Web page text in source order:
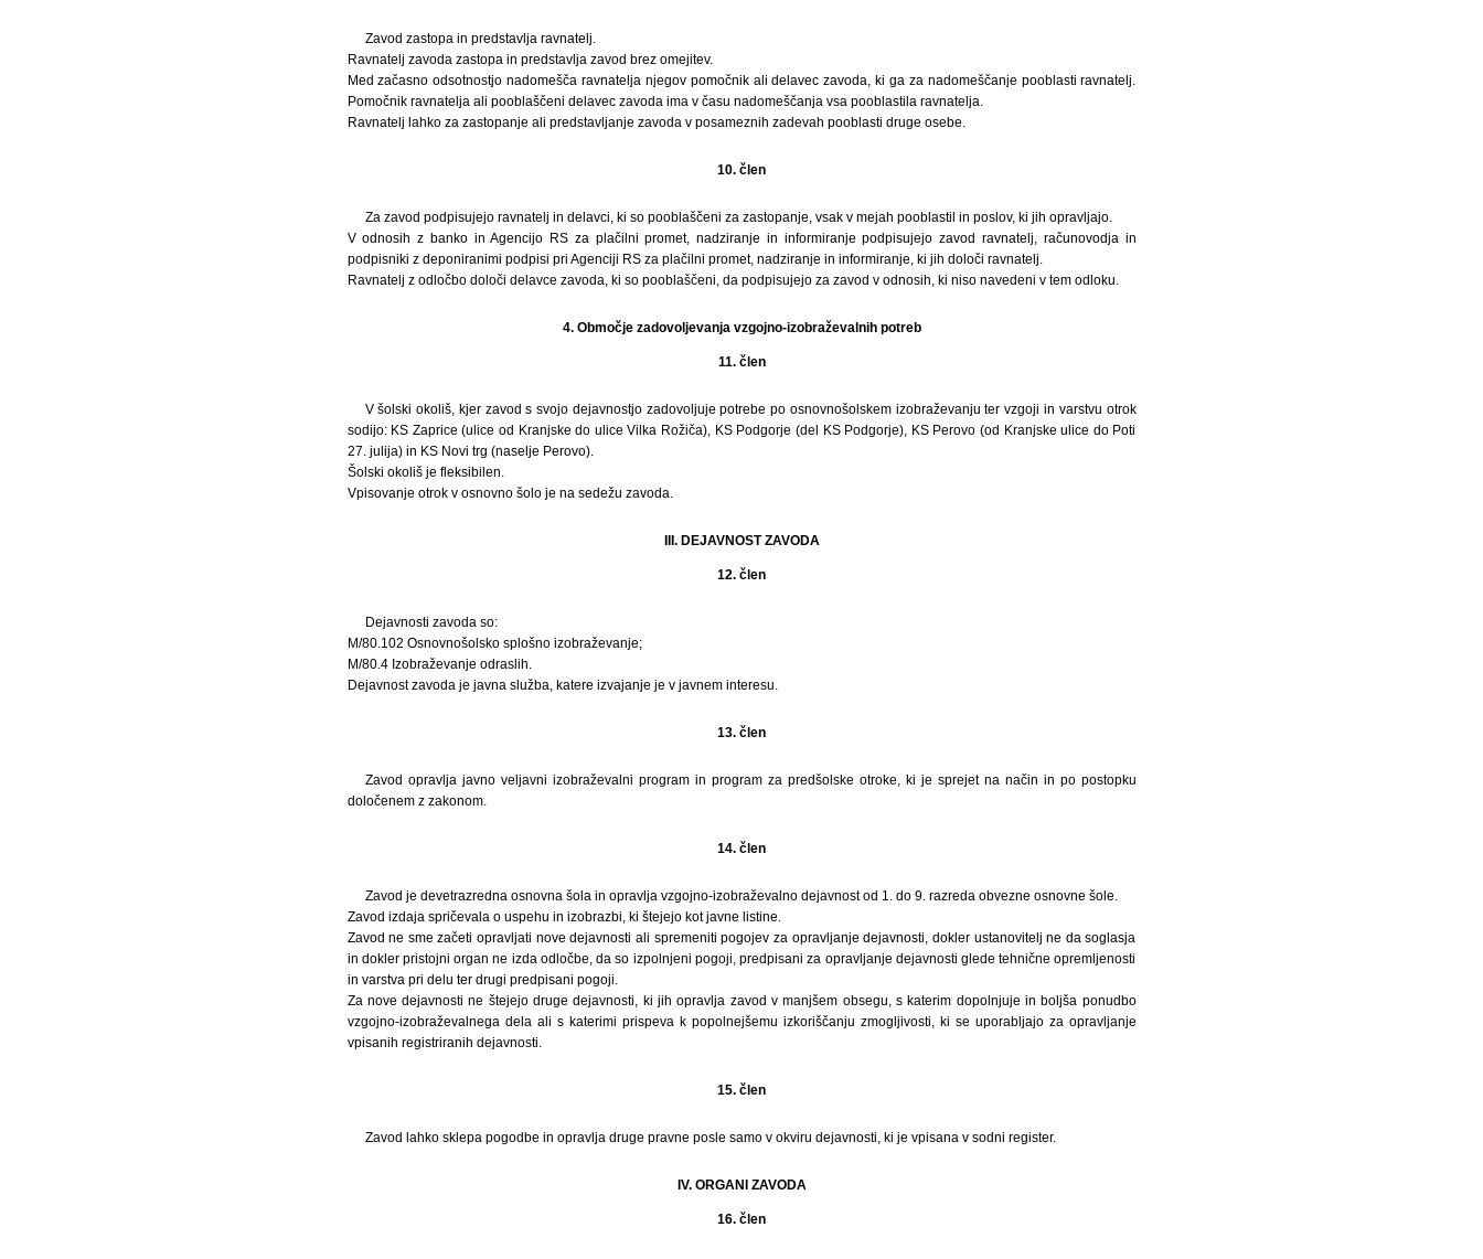
Zavod zastopa in predstavlja ravnatelj.
Ravnatelj zavoda zastopa in predstavlja zavod brez omejitev.
Med začasno odsotnostjo nadomešča ravnatelja njegov pomočnik ali delavec zavoda, ki ga za nadomeščanje pooblasti ravnatelj.
Pomočnik ravnatelja ali pooblaščeni delavec zavoda ima v času nadomeščanja vsa pooblastila ravnatelja.
Ravnatelj lahko za zastopanje ali predstavljanje zavoda v posameznih zadevah pooblasti druge osebe.
10. člen
Za zavod podpisujejo ravnatelj in delavci, ki so pooblaščeni za zastopanje, vsak v mejah pooblastil in poslov, ki jih opravljajo.
V odnosih z banko in Agencijo RS za plačilni promet, nadziranje in informiranje podpisujejo zavod ravnatelj, računovodja in
podpisniki z deponiranimi podpisi pri Agenciji RS za plačilni promet, nadziranje in informiranje, ki jih določi ravnatelj.
Ravnatelj z odločbo določi delavce zavoda, ki so pooblaščeni, da podpisujejo za zavod v odnosih, ki niso navedeni v tem odloku.
4. Območje zadovoljevanja vzgojno-izobraževalnih potreb
11. člen
V šolski okoliš, kjer zavod s svojo dejavnostjo zadovoljuje potrebe po osnovnošolskem izobraževanju ter vzgoji in varstvu otrok
sodijo: KS Zaprice (ulice od Kranjske do ulice Vilka Rožiča), KS Podgorje (del KS Podgorje), KS Perovo (od Kranjske ulice do Poti
27. julija) in KS Novi trg (naselje Perovo).
Šolski okoliš je fleksibilen.
Vpisovanje otrok v osnovno šolo je na sedežu zavoda.
III. DEJAVNOST ZAVODA
12. člen
Dejavnosti zavoda so:
M/80.102 Osnovnošolsko splošno izobraževanje;
M/80.4 Izobraževanje odraslih.
Dejavnost zavoda je javna služba, katere izvajanje je v javnem interesu.
13. člen
Zavod opravlja javno veljavni izobraževalni program in program za predšolske otroke, ki je sprejet na način in po postopku
določenem z zakonom.
14. člen
Zavod je devetrazredna osnovna šola in opravlja vzgojno-izobraževalno dejavnost od 1. do 9. razreda obvezne osnovne šole.
Zavod izdaja spričevala o uspehu in izobrazbi, ki štejejo kot javne listine.
Zavod ne sme začeti opravljati nove dejavnosti ali spremeniti pogojev za opravljanje dejavnosti, dokler ustanovitelj ne da soglasja
in dokler pristojni organ ne izda odločbe, da so izpolnjeni pogoji, predpisani za opravljanje dejavnosti glede tehnične opremljenosti
in varstva pri delu ter drugi predpisani pogoji.
Za nove dejavnosti ne štejejo druge dejavnosti, ki jih opravlja zavod v manjšem obsegu, s katerim dopolnjuje in boljša ponudbo
vzgojno-izobraževalnega dela ali s katerimi prispeva k popolnejšemu izkoriščanju zmogljivosti, ki se uporabljajo za opravljanje
vpisanih registriranih dejavnosti.
15. člen
Zavod lahko sklepa pogodbe in opravlja druge pravne posle samo v okviru dejavnosti, ki je vpisana v sodni register.
IV. ORGANI ZAVODA
16. člen